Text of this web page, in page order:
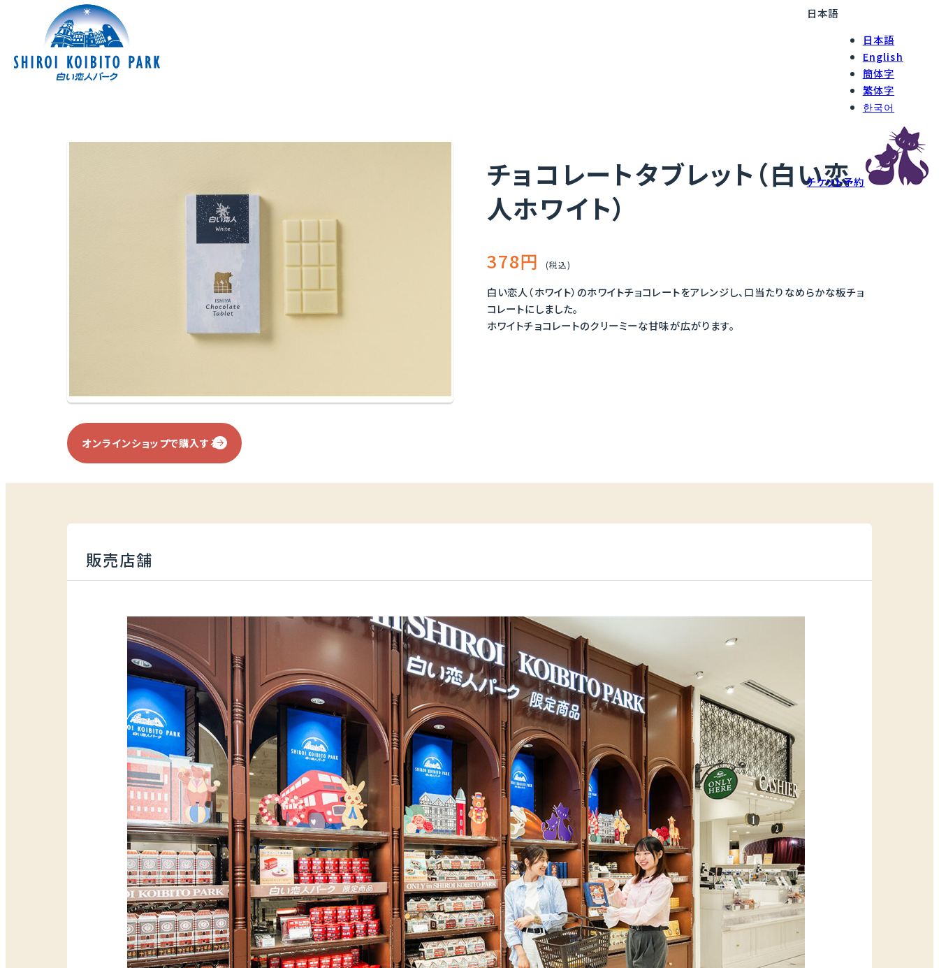
日本語
日本語
English
簡体字
繁体字
한국어
チケット予約
チョコレートタブレット（白い恋
人ホワイト）
378円 (税込)
白い恋人（ホワイト）のホワイトチョコレートをアレンジし、口当たりなめらかな板チョ
コレートにしました。
ホワイトチョコレートのクリーミーな甘味が広がります。
オンラインショップで購入する
販売店舗